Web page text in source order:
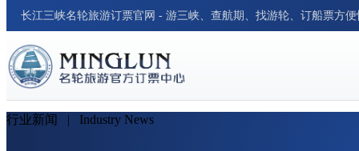
长江三峡名轮旅游订票官网 - 游三峡、查航期、找游轮、订船票方
行业新闻 | Industry News